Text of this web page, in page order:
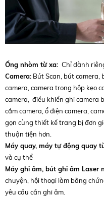
Ống nhòm từ xa: Chỉ dành
Camera: Bút Scan, bút camera,
camera, camera trong hộp kẹo
camera, điều khiển ghi camera
cắm camera, ổ điện camera,
gọn cùng thiết kế trang bị đơn
thuận tiện hơn.
Máy quay, máy tự động quay
và cụ thể
Máy ghi âm, bút ghi âm Laser
chuyện, hội thoại làm bằng
yêu cầu cần ghi âm.